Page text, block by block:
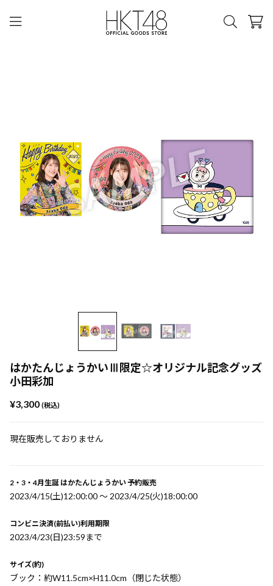
はかたんじょうかいⅢ限定☆オリジナル記念グッズ
小田彩加
¥3,300 (税込)
現在販売しておりません
2・3・4月生誕 はかたんじょうかい 予約販売
2023/4/15(土)12:00:00 〜 2023/4/25(火)18:00:00
コンビニ決済(前払い)利用期限
2023/4/23(日)23:59まで
サイズ(約)
ブック：約W11.5cm×H11.0cm（閉じた状態）